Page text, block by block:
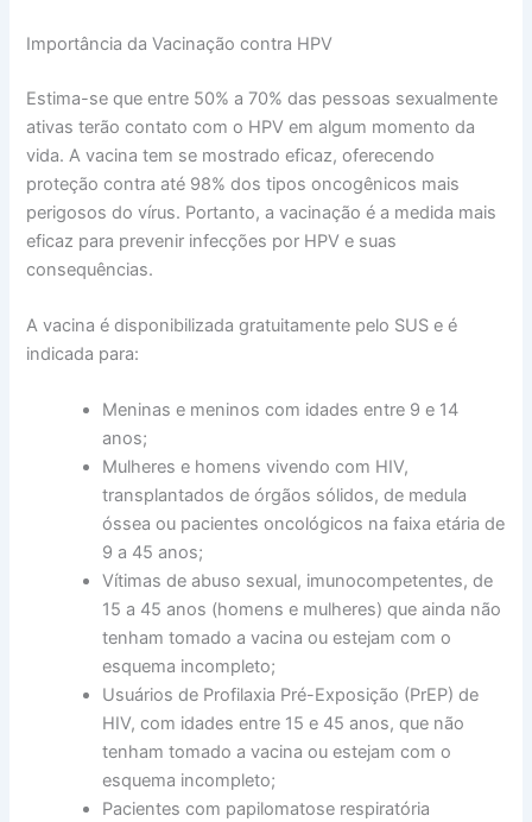
Importância da Vacinação contra HPV
Estima-se que entre 50% a 70% das pessoas sexualmente
ativas terão contato com o HPV em algum momento da
vida. A vacina tem se mostrado eficaz, oferecendo
proteção contra até 98% dos tipos oncogênicos mais
perigosos do vírus. Portanto, a vacinação é a medida mais
eficaz para prevenir infecções por HPV e suas
consequências.
A vacina é disponibilizada gratuitamente pelo SUS e é
indicada para:
Meninas e meninos com idades entre 9 e 14
anos;
Mulheres e homens vivendo com HIV,
transplantados de órgãos sólidos, de medula
óssea ou pacientes oncológicos na faixa etária de
9 a 45 anos;
Vítimas de abuso sexual, imunocompetentes, de
15 a 45 anos (homens e mulheres) que ainda não
tenham tomado a vacina ou estejam com o
esquema incompleto;
Usuários de Profilaxia Pré-Exposição (PrEP) de
HIV, com idades entre 15 e 45 anos, que não
tenham tomado a vacina ou estejam com o
esquema incompleto;
Pacientes com papilomatose respiratória